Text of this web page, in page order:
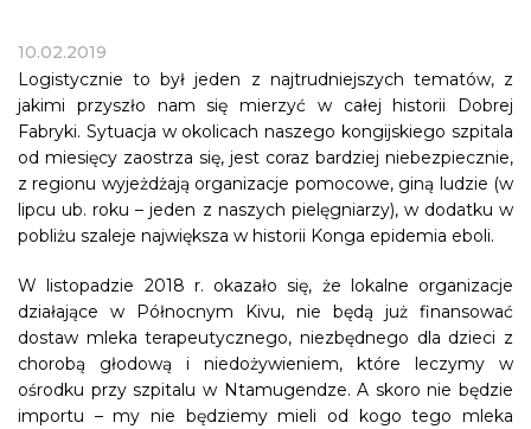
10.02.2019
Logistycznie to był jeden z najtrudniejszych tematów, z
jakimi przyszło nam się mierzyć w całej historii Dobrej
Fabryki. Sytuacja w okolicach naszego kongijskiego szpitala
od miesięcy zaostrza się, jest coraz bardziej niebezpiecznie,
z regionu wyjeżdżają organizacje pomocowe, giną ludzie (w
lipcu ub. roku – jeden z naszych pielęgniarzy), w dodatku w
pobliżu szaleje największa w historii Konga epidemia eboli.
W listopadzie 2018 r. okazało się, że lokalne organizacje
działające w Północnym Kivu, nie będą już finansować
dostaw mleka terapeutycznego, niezbędnego dla dzieci z
chorobą głodową i niedożywieniem, które leczymy w
ośrodku przy szpitalu w Ntamugendze. A skoro nie będzie
importu – my nie będziemy mieli od kogo tego mleka